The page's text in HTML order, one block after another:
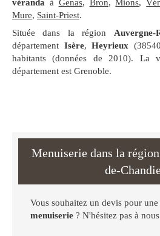
véranda à Genas, Bron,Mions,
Mure, Saint-Priest.
Située dans la région Auvergne-
département Isère,Heyrieux
habitants (données de 2010). La
département est Grenoble.
Menuiserie dans la
de-
Vous souhaitez un devis pour une
menuiserie ? N'hésitez pas à